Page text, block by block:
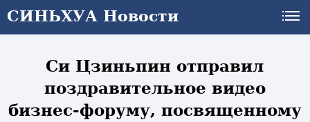
СИНЬХУА Новости
Си Цзиньпин отправил
поздравительное видео
бизнес-форуму, посвященному